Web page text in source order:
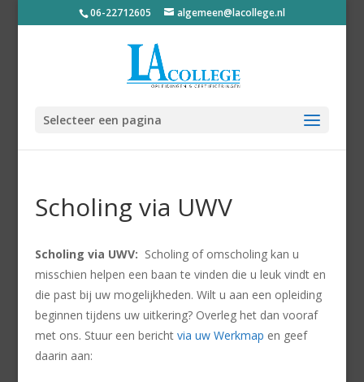
06-22712605 algemeen@lacollege.nl
Selecteer een pagina
Scholing via UWV
Scholing via UWV: Scholing of omscholing kan u
misschien helpen een baan te vinden die u leuk vindt en
die past bij uw mogelijkheden. Wilt u aan een opleiding
beginnen tijdens uw uitkering? Overleg het dan vooraf
met ons. Stuur een bericht via uw Werkmap en geef
daarin aan: